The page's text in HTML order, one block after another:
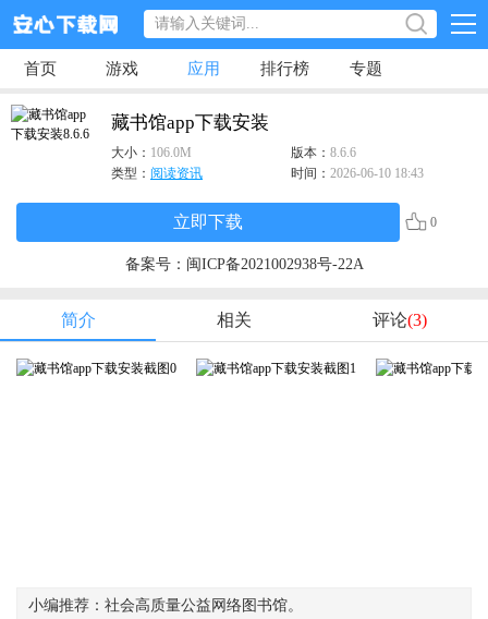
首页 游戏 应用 排行榜 专题
藏书馆app下载安装
大小： 106.0M 版本： 8.6.6
类型： 阅读资讯 时间： 2026-06-10 18:43
立即下载 0
备案号： 闽ICP备2021002938号-22A
简介 相关 评论(3)
小编推荐：社会高质量公益网络图书馆。